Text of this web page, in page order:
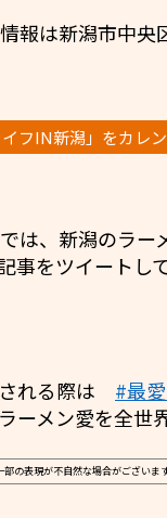
報は新潟市中央
イフIN新潟」をカレ
は、新潟のラ
事をツイート
れる際は #最
ーメン愛を全世
の表現が不自然な場合がございま